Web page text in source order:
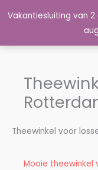
Vakantiesluiting van
naarMaster's Tea &
Theewinkel voor
Mooie theewinkel